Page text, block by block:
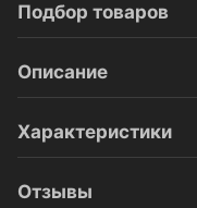
Подбор товаров
Описание
Характеристики
Отзывы